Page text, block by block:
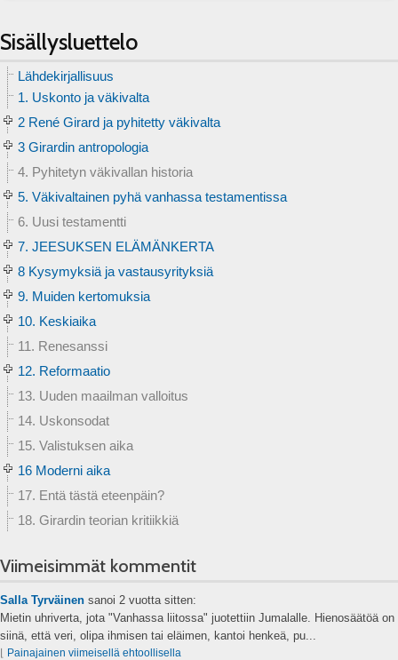
Sisällysluettelo
Lähdekirjallisuus
1. Uskonto ja väkivalta
2 René Girard ja pyhitetty väkivalta
3 Girardin antropologia
4. Pyhitetyn väkivallan historia
5. Väkivaltainen pyhä vanhassa testamentissa
6. Uusi testamentti
7. JEESUKSEN ELÄMÄNKERTA
8 Kysymyksiä ja vastausyrityksiä
9. Muiden kertomuksia
10. Keskiaika
11. Renesanssi
12. Reformaatio
13. Uuden maailman valloitus
14. Uskonsodat
15. Valistuksen aika
16 Moderni aika
17. Entä tästä eteenpäin?
18. Girardin teorian kritiikkiä
Viimeisimmät kommentit
Salla Tyrväinen sanoi 2 vuotta sitten:
Mietin uhriverta, jota "Vanhassa liitossa" juotettiin Jumalalle. Hienosäätöä on
siinä, että veri, olipa ihmisen tai eläimen, kantoi henkeä, pu...
⌊ Painajainen viimeisellä ehtoollisella